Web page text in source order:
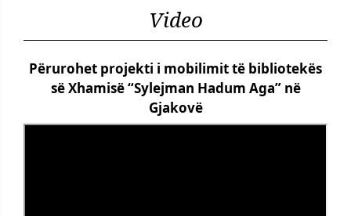
Video
Përurohet projekti i mobilimit të bibliotekës
së Xhamisë “Sylejman Hadum Aga” në
Gjakovë